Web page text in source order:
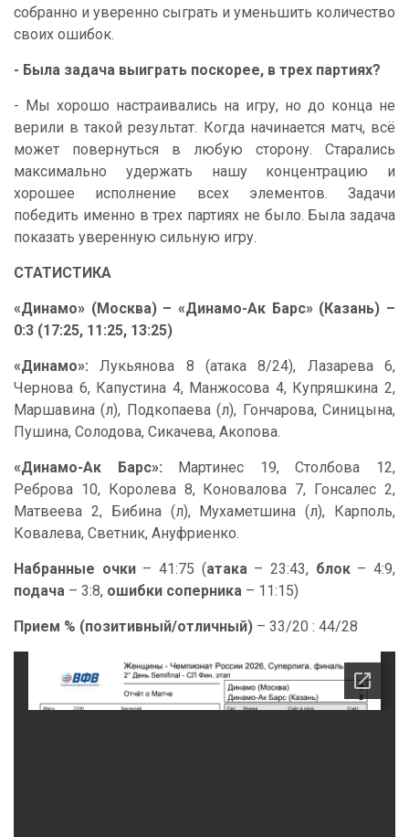
собранно и уверенно сыграть и уменьшить количество
своих ошибок.
- Была задача выиграть поскорее, в трех партиях?
- Мы хорошо настраивались на игру, но до конца не
верили в такой результат. Когда начинается матч, всё
может повернуться в любую сторону. Старались
максимально удержать нашу концентрацию и
хорошее исполнение всех элементов. Задачи
победить именно в трех партиях не было. Была задача
показать уверенную сильную игру.
СТАТИСТИКА
«Динамо» (Москва) – «Динамо-Ак Барс» (Казань) –
0:3 (17:25, 11:25, 13:25)
«Динамо»:Лукьянова 8 (атака 8/24), Лазарева 6,
Чернова 6, Капустина 4, Манжосова 4, Купряшкина 2,
Маршавина (л), Подкопаева (л), Гончарова, Синицына,
Пушина, Солодова, Сикачева, Акопова.
«Динамо-Ак Барс»: Мартинес 19, Столбова 12,
Реброва 10, Королева 8, Коновалова 7, Гонсалес 2,
Матвеева 2, Бибина (л), Мухаметшина (л), Карполь,
Ковалева, Светник, Ануфриенко.
Набранные очки– 41:75 (атака– 23:43, блок– 4:9,
подача – 3:8, ошибки соперника – 11:15)
Прием % (позитивный/отличный) – 33/20 : 44/28